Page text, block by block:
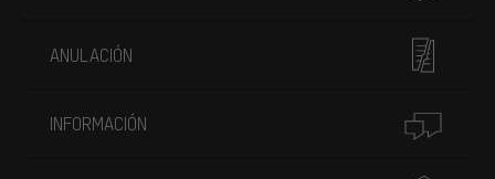
ANULACIÓN
INFORMACIÓN